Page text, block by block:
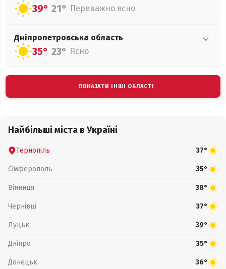
39° 21° Переважно ясно
Дніпропетровська область
35° 23° Ясно
ПОКАЗАТИ ІНШІ ОБЛАСТІ
Найбільші міста в Україні
Тернопіль 37°
Сімферополь 35°
Вінниця 38°
Чернівці 37°
Луцьк 39°
Дніпро 35°
Донецьк 36°